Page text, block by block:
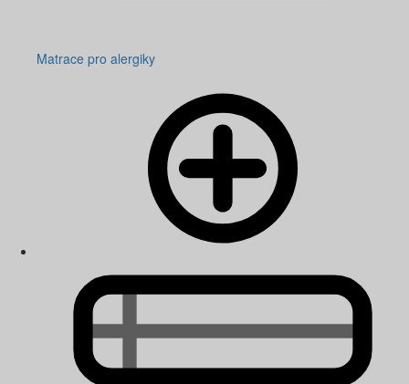
Matrace pro alergiky